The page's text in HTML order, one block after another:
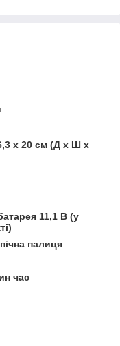
x 20 см (Д x Ш x
11,1 В (у
палиця
час